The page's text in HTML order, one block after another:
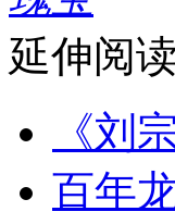
延伸阅
《刘
百年